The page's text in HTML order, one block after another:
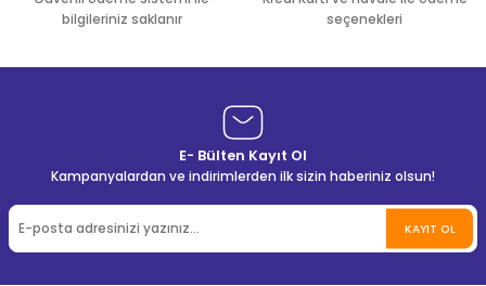
bilgileriniz saklanır
seçenekleri
E- Bülten Kayıt Ol
Kampanyalardan ve indirimlerden ilk sizin haberiniz olsun!
KAYIT OL